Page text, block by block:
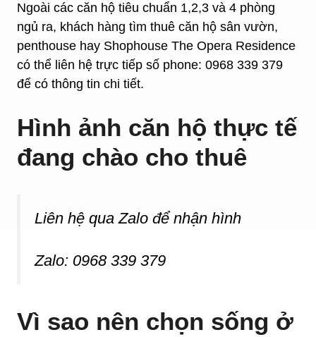
Ngoài các căn hộ tiêu chuẩn 1,2,3 và 4 phòng
ngủ ra, khách hàng tìm thuê căn hộ sân vườn,
penthouse hay Shophouse The Opera Residence
có thể liên hệ trực tiếp số phone: 0968 339 379
để có thông tin chi tiết.
Hình ảnh căn hộ thực tế
đang chào cho thuê
Liên hệ qua Zalo để nhận hình
Zalo: 0968 339 379
Vì sao nên chọn sống ở